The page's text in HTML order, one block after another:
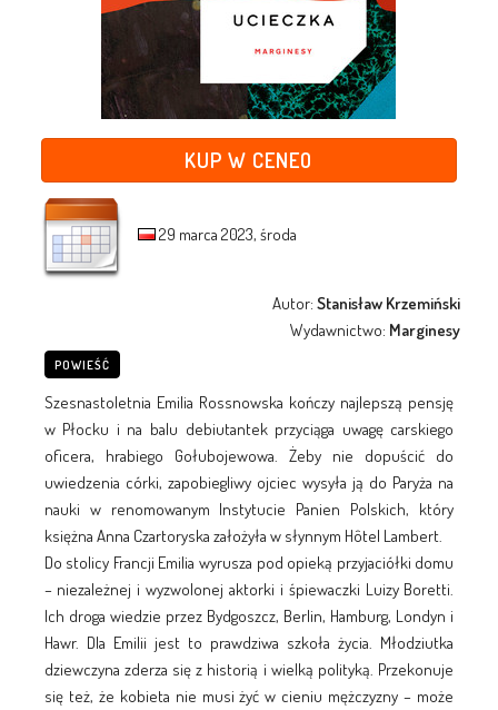
KUP W CENEO
29 marca 2023, środa
Autor:Stanisław Krzemiński
Wydawnictwo: Marginesy
POWIEŚĆ
Szesnastoletnia Emilia Rossnowska kończy najlepszą pensję
w Płocku i na balu debiutantek przyciąga uwagę carskiego
oficera, hrabiego Gołubojewowa. Żeby nie dopuścić do
uwiedzenia córki, zapobiegliwy ojciec wysyła ją do Paryża na
nauki w renomowanym Instytucie Panien Polskich, który
księżna Anna Czartoryska założyła w słynnym Hôtel Lambert.
Do stolicy Francji Emilia wyrusza pod opieką przyjaciółki domu
– niezależnej i wyzwolonej aktorki i śpiewaczki Luizy Boretti.
Ich droga wiedzie przez Bydgoszcz, Berlin, Hamburg, Londyn i
Hawr. Dla Emilii jest to prawdziwa szkoła życia. Młodziutka
dziewczyna zderza się z historią i wielką polityką. Przekonuje
się też, że kobieta nie musi żyć w cieniu mężczyzny – może